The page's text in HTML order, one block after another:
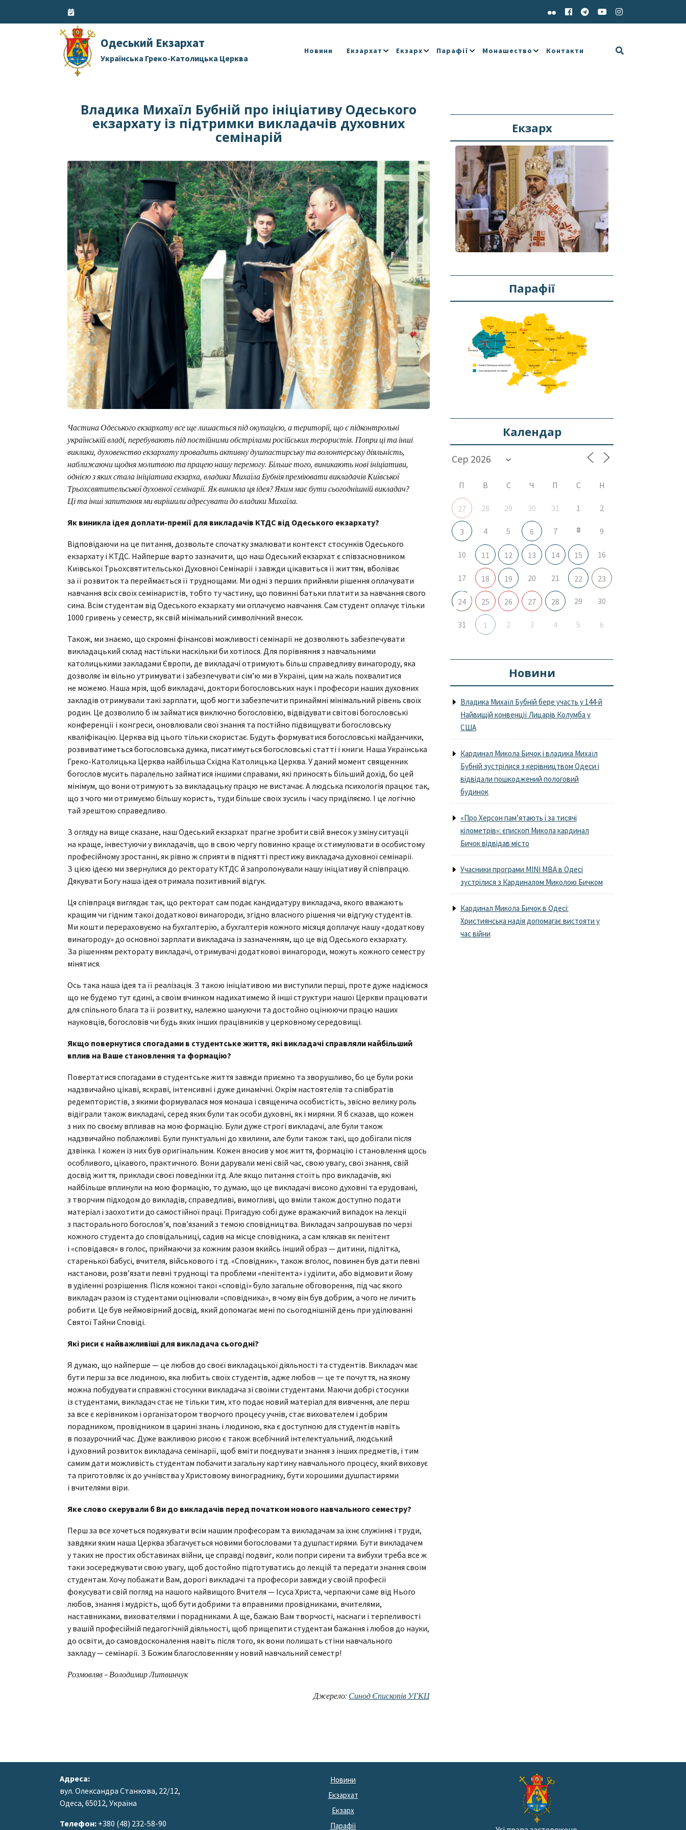
Одеський Екзархат
Українська Греко-Католицька Церква
Новини Екзархат Екзарх Парафії Монашество Контакти
Владика Михаїл Бубній про ініціативу Одеського
екзархату із підтримки викладачів духовних
семінарій
Частина Одеського екзархату все ще лишається під окупацією, а території, що є підконтрольні
українській владі, перебувають під постійними обстрілами російських терористів. Попри ці та інші
виклики, духовенство екзархату провадить активну душпастирську та волонтерську діяльність,
наближаючи щодня молитвою та працею нашу перемогу. Більше того, виникають нові ініціативи,
однією з яких стала ініціатива екзарха, владики Михаїла Бубнія преміювати викладачів Київської
Трьохсвятительської духовної семінарії. Як виникла ця ідея? Яким має бути сьогоднішній викладач?
Ці та інші запитання ми вирішили адресувати до владики Михаїла.
Як виникла ідея доплати-премії для викладачів КТДС від Одеського екзархату?
Відповідаючи на це питання, дозвольте спочатку змалювати контекст стосунків Одеського
екзархату і КТДС. Найперше варто зазначити, що наш Одеський екзархат є співзасновником
Київської Трьохсвятительської Духовної Семінарії і завжди цікавиться її життям, вболіває
за її розвиток та переймається її труднощами. Ми одні з перших прийняли рішення оплачувати
навчання всіх своїх семінаристів, тобто ту частину, що повинні батьки платити за навчання свого
сина. Всім студентам від Одеського екзархату ми оплачуємо навчання. Сам студент оплачує тільки
1000 гривень у семестр, як свій мінімальний символічний внесок.
Також, ми знаємо, що скромні фінансові можливості семінарії не дозволяють забезпечувати
викладацький склад настільки наскільки би хотілося. Для порівняння з навчальними
католицькими закладами Європи, де викладачі отримують більш справедливу винагороду, яка
дозволяє їм вільно утримувати і забезпечувати сім’ю ми в Україні, цим на жаль похвалитися
не можемо. Наша мрія, щоб викладачі, доктори богословських наук і професори наших духовних
закладів отримували такі зарплати, щоб могти забезпечити принаймні мінімальний рівень своїх
родин. Це дозволило б їм займатися виключно богословією, відвідувати світові богословські
конференції і конгреси, оновлювали свої знання та постійно підвищувати богословську
кваліфікацію. Церква від цього тільки скористає. Будуть формуватися богословські майданчики,
розвиватиметься богословська думка, писатимуться богословські статті і книги. Наша Українська
Греко-Католицька Церква найбільша Східна Католицька Церква. У даний момент священник
богослов мусить паралельно займатися іншими справами, які приносять більший дохід, бо цей
мінімум, що вони отримують за викладацьку працю не вистачає. А людська психологія працює так,
що з чого ми отримуємо більшу користь, туди більше своїх зусиль і часу приділяємо. І це логічно
тай зрештою справедливо.
З огляду на вище сказане, наш Одеський екзархат прагне зробити свій внесок у зміну ситуації
на краще, інвестуючи у викладачів, що в свою чергу повинно краще їх стимулювати в особистому
професійному зростанні, як рівно ж сприяти в піднятті престижу викладача духовної семінарії.
З цією ідеєю ми звернулися до ректорату КТДС й запропонували нашу ініціативу й співпрацю.
Дякувати Богу наша ідея отримала позитивний відгук.
Ця співпраця виглядає так, що ректорат сам подає кандидатуру викладача, якого вважають
кращим чи гідним такої додаткової винагороди, згідно власного рішення чи відгуку студентів.
Ми кошти перераховуємо на бухгалтерію, а бухгалтерія кожного місяця доплачує нашу «додаткову
винагороду» до основної зарплати викладача із зазначенням, що це від Одеського екзархату.
За рішенням ректорату викладачі, отримувачі додаткової винагороди, можуть кожного семестру
мінятися.
Ось така наша ідея та її реалізація. З такою ініціативою ми виступили перші, проте дуже надіємося
що не будемо тут єдині, а своїм вчинком надихатимемо й інші структури нашої Церкви працювати
для спільного блага та її розвитку, належно шануючи та достойно оцінюючи працю наших
науковців, богословів чи будь яких інших працівників у церковному середовищі.
Якщо повернутися спогадами в студентське життя, які викладачі справляли найбільший
вплив на Ваше становлення та формацію?
Повертатися спогадами в студентське життя завжди приємно та зворушливо, бо це були роки
надзвичайно цікаві, яскраві, інтенсивні і дуже динамічні. Окрім настоятелів та співбратів
редемптористів, з якими формувалася моя монаша і священича особистість, звісно велику роль
відіграли також викладачі, серед яких були так особи духовні, як і миряни. Я б сказав, що кожен
з них по своєму впливав на мою формацію. Були дуже строгі викладачі, але були також
надзвичайно поблажливі. Були пунктуальні до хвилини, але були також такі, що добігали після
дзвінка. І кожен із них був оригінальним. Кожен вносив у моє життя, формацію і становлення щось
особливого, цікавого, практичного. Вони дарували мені свій час, свою увагу, свої знання, свій
досвід життя, приклади своєї поведінки ітд. Але якщо питання стоїть про викладачів, які
найбільше вплинули на мою формацію, то думаю, що це викладачі високо духовні та ерудовані,
з творчим підходом до викладів, справедливі, вимогливі, що вміли також доступно подати
матеріал і заохотити до самостійної праці. Пригадую собі дуже вражаючий випадок на лекції
з пасторального богослов’я, пов’язаний з темою сповідництва. Викладач запрошував по черзі
кожного студента до сповідальниці, садив на місце сповідника, а сам клякав як пенітент
і «сповідався» в голос, приймаючи за кожним разом якийсь інший образ — дитини, підлітка,
старенької бабусі, вчителя, військового і тд. «Сповідник», також вголос, повинен був дати певні
настанови, розв’язати певні труднощі та проблеми «пенітента» і уділити, або відмовити йому
в уділенні розрішення. Після кожної такої «сповіді» було загальне обговорення, під час якого
викладач разом із студентами оцінювали «сповідника», в чому він був добрим, а чого не личить
робити. Це був неймовірний досвід, який допомагає мені по сьогоднішній день при уділюванні
Святої Тайни Сповіді.
Які риси є найважливіші для викладача сьогодні?
Я думаю, що найперше — це любов до своєї викладацької діяльності та студентів. Викладач має
бути перш за все людиною, яка любить своїх студентів, адже любов — це те почуття, на якому
можна побудувати справжні стосунки викладача зі своїми студентами. Маючи добрі стосунки
із студентами, викладач стає не тільки тим, хто подає новий матеріал для вивчення, але перш
за все є керівником і організатором творчого процесу учнів, стає вихователем і добрим
порадником, провідником в царині знань і людиною, яка є доступною для студентів навіть
в позаурочний час. Дуже важливою рисою є також всебічний інтелектуальний, людський
і духовний розвиток викладача семінарії, щоб вміти поєднувати знання з інших предметів, і тим
самим дати можливість студентам побачити загальну картину навчального процесу, який виховує
та приготовляє їх до учнівства у Христовому винограднику, бути хорошими душпастирями
і вчителями віри.
Яке слово скерували б Ви до викладачів перед початком нового навчального семестру?
Перш за все хочеться подякувати всім нашим професорам та викладачам за їхнє служіння і труди,
завдяки яким наша Церква збагачується новими богословами та душпастирями. Бути викладачем
у таких не простих обставинах війни, це справді подвиг, коли попри сирени та вибухи треба все ж
таки зосереджувати свою увагу, щоб достойно підготуватись до лекцій та передати знання своїм
студентам. Хочу побажати Вам, дорогі викладачі та професори завжди у своїй професії
фокусувати свій погляд на нашого найвищого Вчителя — Ісуса Христа, черпаючи саме від Нього
любов, знання і мудрість, щоб бути добрими та вправними провідниками, вчителями,
наставниками, вихователями і порадниками. А ще, бажаю Вам творчості, наснаги і терпеливості
у вашій професійній педагогічній діяльності, щоб прищепити студентам бажання і любов до науки,
до освіти, до самовдосконалення навіть після того, як вони полишать стіни навчального
закладу — семінарії. З Божим благословенням у новий навчальний семестр!
Розмовляв – Володимир Литвинчук
Джерело: Синод Єпископів УГКЦ
Екзарх
Парафії
Календар
П В С Ч П С Н
27 28 29 30 31 1 2
3 4 5 6 7 8 9
10 11 12 13 14 15 16
17 18 19 20 21 22 23
24 25 26 27 28 29 30
31 1 2 3 4 5 6
Новини
Владика Михаїл Бубній бере участь у 144-й
Найвищій конвенції Лицарів Колумба у
США
Кардинал Микола Бичок і владика Михаїл
Бубній зустрілися з керівництвом Одеси і
відвідали пошкоджений пологовий
будинок
«Про Херсон пам’ятають і за тисячі
кілометрів»: єпископ Микола кардинал
Бичок відвідав місто
Учасники програми MINI MBA в Одесі
зустрілися з Кардиналом Миколою Бичком
Кардинал Микола Бичок в Одесі:
Християнська надія допомагає вистояти у
час війни
Адреса:
вул. Олександра Станкова, 22/12,
Одеса, 65012, Україна
Телефон: +380 (48) 232-58-90
Новини
Екзархат
Екзарх
Парафії